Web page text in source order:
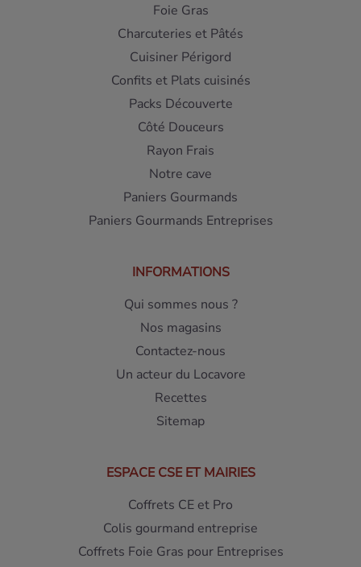
Foie Gras
Charcuteries et Pâtés
Cuisiner Périgord
Confits et Plats cuisinés
Packs Découverte
Côté Douceurs
Rayon Frais
Notre cave
Paniers Gourmands
Paniers Gourmands Entreprises
INFORMATIONS
Qui sommes nous ?
Nos magasins
Contactez-nous
Un acteur du Locavore
Recettes
Sitemap
ESPACE CSE ET MAIRIES
Coffrets CE et Pro
Colis gourmand entreprise
Coffrets Foie Gras pour Entreprises